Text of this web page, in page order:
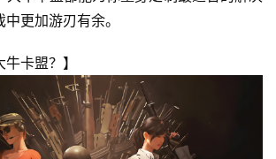
更加游刃有余。
牛卡盟？】